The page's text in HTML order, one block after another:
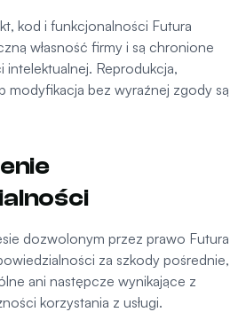
kod i funkcjonalności Futura
własność firmy i są chronione
intelektualnej. Reprodukcja,
modyfikacja bez wyraźnej zgody są
dozwolonym przez prawo Futura
za szkody pośrednie,
ani następcze wynikające z
korzystania z usługi.